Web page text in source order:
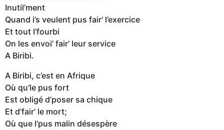
Inutil’ment
Quand i’s veulent pus fair’ l’exercice
Et tout l’fourbi
On les envoi’ fair’ leur service
A Biribi.
A Biribi, c’est en Afrique
Où qu’le pus fort
Est obligé d’poser sa chique
Et d’fair’ le mort;
Où que l’pus malin désespère